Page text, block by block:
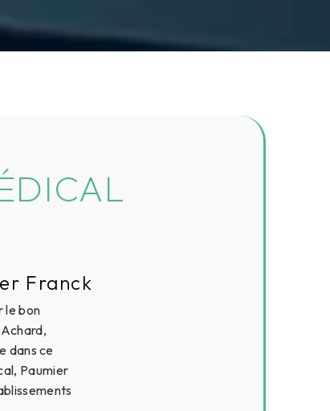
Franck
le bon
dans ce
Paumier